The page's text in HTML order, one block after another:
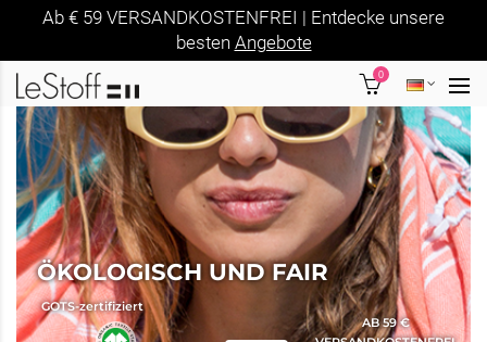
Ab € 59 VERSANDKOSTENFREI | Entdecke unsere
besten Angebote
0
SALE
Finde reduzierte Ware im Sale FOTOGALERIE
AB 59 €
SALE